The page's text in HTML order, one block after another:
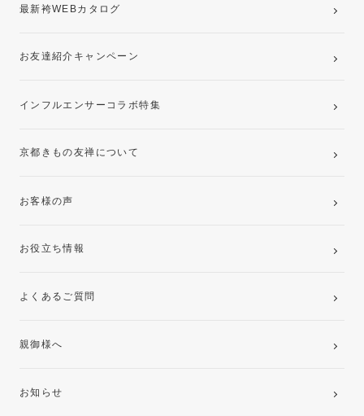
最新袴WEBカタログ
お友達紹介キャンペーン
インフルエンサーコラボ特集
京都きもの友禅について
お客様の声
お役立ち情報
よくあるご質問
親御様へ
お知らせ